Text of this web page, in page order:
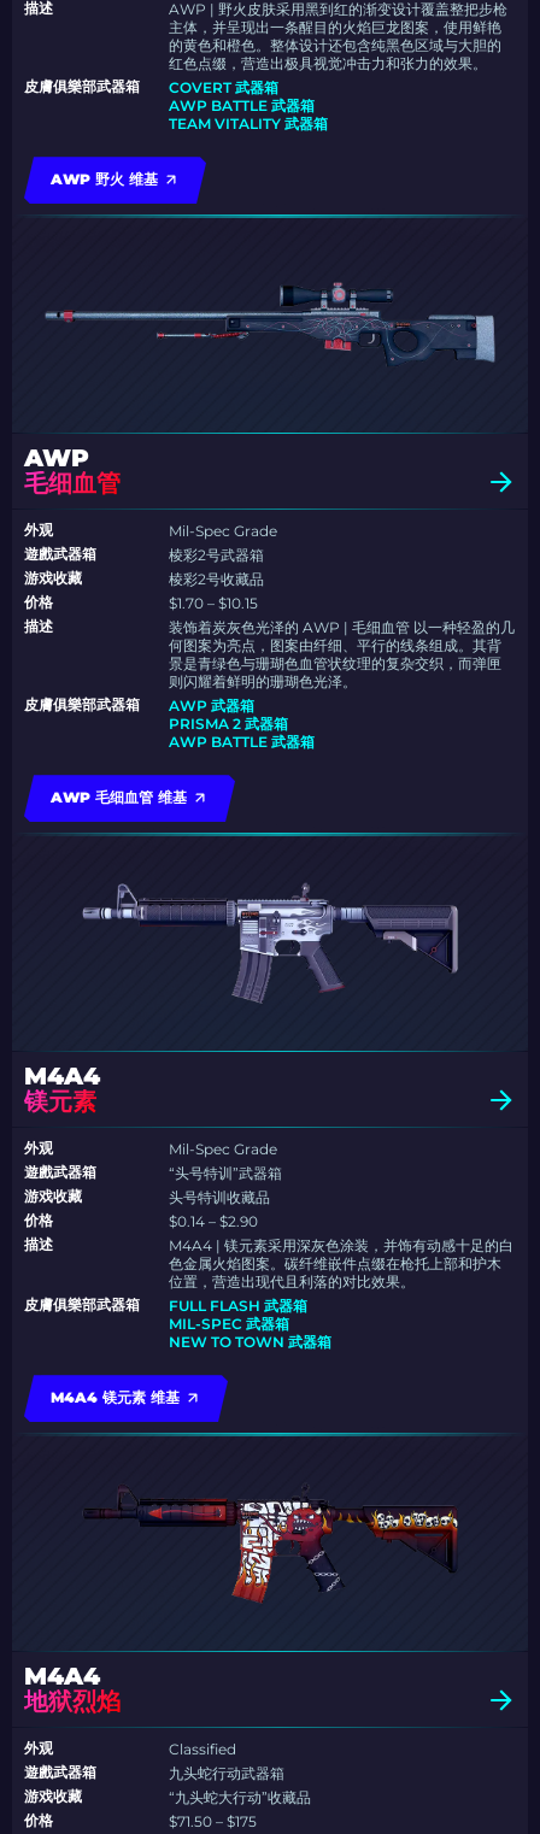
描述
AWP | 野火皮肤采用黑到红的渐变设计覆盖整把步枪
主体，并呈现出一条醒目的火焰巨龙图案，使用鲜艳
的黄色和橙色。整体设计还包含纯黑色区域与大胆的
红色点缀，营造出极具视觉冲击力和张力的效果。
皮膚俱樂部武器箱
COVERT 武器箱
AWP BATTLE 武器箱
TEAM VITALITY 武器箱
AWP 野火 维基
AWP
毛细血管
外观
Mil-Spec Grade
遊戲武器箱
棱彩2号武器箱
游戏收藏
棱彩2号收藏品
价格
$1.70 – $10.15
描述
装饰着炭灰色光泽的 AWP | 毛细血管 以一种轻盈的几
何图案为亮点，图案由纤细、平行的线条组成。其背
景是青绿色与珊瑚色血管状纹理的复杂交织，而弹匣
则闪耀着鲜明的珊瑚色光泽。
皮膚俱樂部武器箱
AWP 武器箱
PRISMA 2 武器箱
AWP BATTLE 武器箱
AWP 毛细血管 维基
M4A4
镁元素
外观
Mil-Spec Grade
遊戲武器箱
“头号特训”武器箱
游戏收藏
头号特训收藏品
价格
$0.14 – $2.90
描述
M4A4 | 镁元素采用深灰色涂装，并饰有动感十足的白
色金属火焰图案。碳纤维嵌件点缀在枪托上部和护木
位置，营造出现代且利落的对比效果。
皮膚俱樂部武器箱
FULL FLASH 武器箱
MIL-SPEC 武器箱
NEW TO TOWN 武器箱
M4A4 镁元素 维基
M4A4
地狱烈焰
外观
Classified
遊戲武器箱
九头蛇行动武器箱
游戏收藏
“九头蛇大行动”收藏品
价格
$71.50 – $175